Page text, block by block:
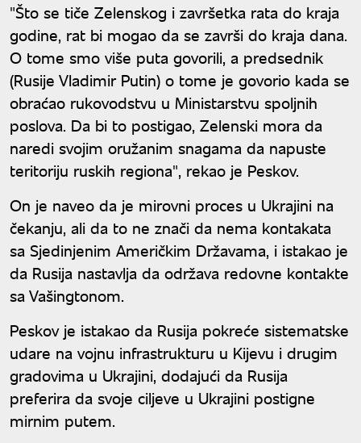
"Što se tiče Zelenskog i završetka rata do kraja
godine, rat bi mogao da se završi do kraja dana.
O tome smo više puta govorili, a predsednik
(Rusije Vladimir Putin) o tome je govorio kada se
obraćao rukovodstvu u Ministarstvu spoljnih
poslova. Da bi to postigao, Zelenski mora da
naredi svojim oružanim snagama da napuste
teritoriju ruskih regiona", rekao je Peskov.
On je naveo da je mirovni proces u Ukrajini na
čekanju, ali da to ne znači da nema kontakata
sa Sjedinjenim Američkim Državama, i istakao je
da Rusija nastavlja da održava redovne kontakte
sa Vašingtonom.
Peskov je istakao da Rusija pokreće sistematske
udare na vojnu infrastrukturu u Kijevu i drugim
gradovima u Ukrajini, dodajući da Rusija
preferira da svoje ciljeve u Ukrajini postigne
mirnim putem.